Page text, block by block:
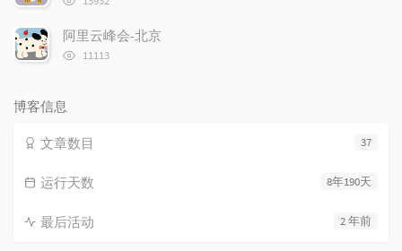
次
数:
阿里云峰会-北京
浏
11113
博客信息
37
文章数目
8年190天
运行天数
2 年前
最后活动